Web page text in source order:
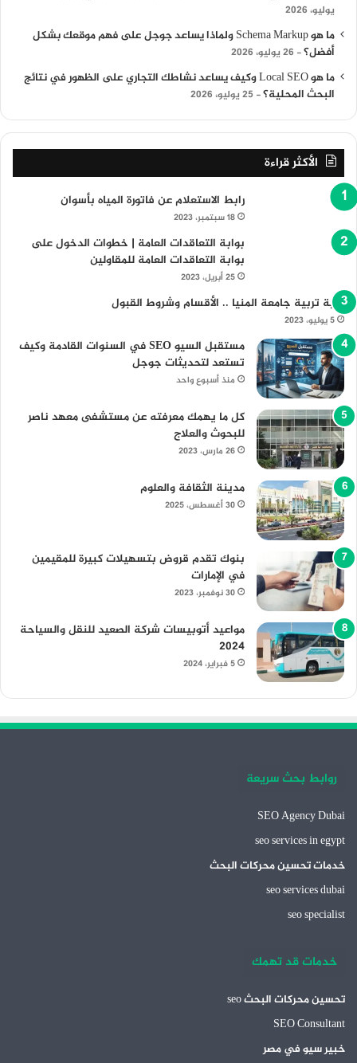
يوليو، 2026
ما هو Schema Markup ولماذا يساعد جوجل على فهم موقعك بشكل
أفضل؟
26 يوليو، 2026
ما هو Local SEO وكيف يساعد نشاطك التجاري على الظهور في نتائج
البحث المحلية؟
25 يوليو، 2026
الأكثر قراءة
رابط الاستعلام عن فاتورة المياه بأسوان
18 سبتمبر، 2023
بوابة التعاقدات العامة | خطوات الدخول على
بوابة التعاقدات العامة للمقاولين
25 أبريل، 2023
كلية تربية جامعة المنيا .. الأقسام وشروط القبول
5 يوليو، 2023
مستقبل السيو SEO في السنوات القادمة وكيف
تستعد لتحديثات جوجل
منذ أسبوع واحد
كل ما يهمك معرفته عن مستشفى معهد ناصر
للبحوث والعلاج
26 مارس، 2023
مدينة الثقافة والعلوم
30 أغسطس، 2025
بنوك تقدم قروض بتسهيلات كبيرة للمقيمين
في الإمارات
30 نوفمبر، 2023
مواعيد أتوبيسات شركة الصعيد للنقل والسياحة
2024
5 فبراير، 2024
روابط بحث سريعة
SEO Agency Dubai
seo services in egypt
خدمات تحسين محركات البحث
seo services dubai
seo specialist
خدمات قد تهمك
تحسين محركات البحث seo
SEO Consultant
خبير سيو في مصر